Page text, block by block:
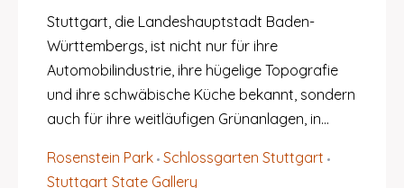
Stuttgart, die Landeshauptstadt Baden-
Württembergs, ist nicht nur für ihre
Automobilindustrie, ihre hügelige Topografie
und ihre schwäbische Küche bekannt, sondern
auch für ihre weitläufigen Grünanlagen, in…
Rosenstein Park Schlossgarten Stuttgart
Stuttgart State Gallery